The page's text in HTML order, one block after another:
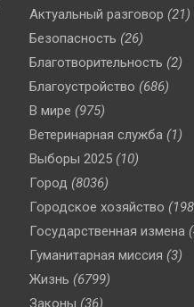
Актуальный разговор (21)
Безопасность (26)
Благотворительность (2)
Благоустройство (686)
В мире (975)
Ветеринарная служба (1)
Выборы 2025 (10)
Город (8036)
Городское хозяйство
Государственная измена
Гуманитарная миссия (3)
Жизнь (6799)
Законы (36)